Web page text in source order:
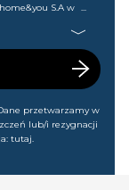
S.A w
każdej chwili
przetwarzamy w
lub/i rezygnacji
tutaj.